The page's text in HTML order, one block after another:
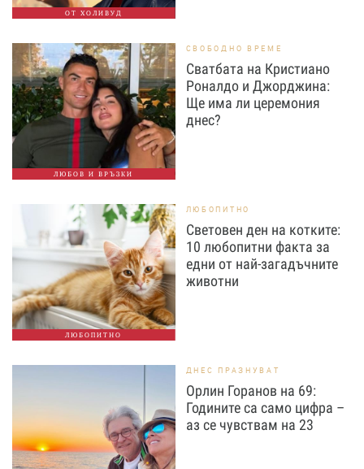
ОТ ХОЛИВУД
ЛЮБОВ И ВРЪЗКИ
СВОБОДНО ВРЕМЕ
Сватбата на Кристиано
Роналдо и Джорджина:
Ще има ли церемония
днес?
ЛЮБОПИТНО
ЛЮБОПИТНО
Световен ден на котките:
10 любопитни факта за
едни от най-загадъчните
животни
ДНЕС ПРАЗНУВАТ
Орлин Горанов на 69:
Годините са само цифра –
аз се чувствам на 23